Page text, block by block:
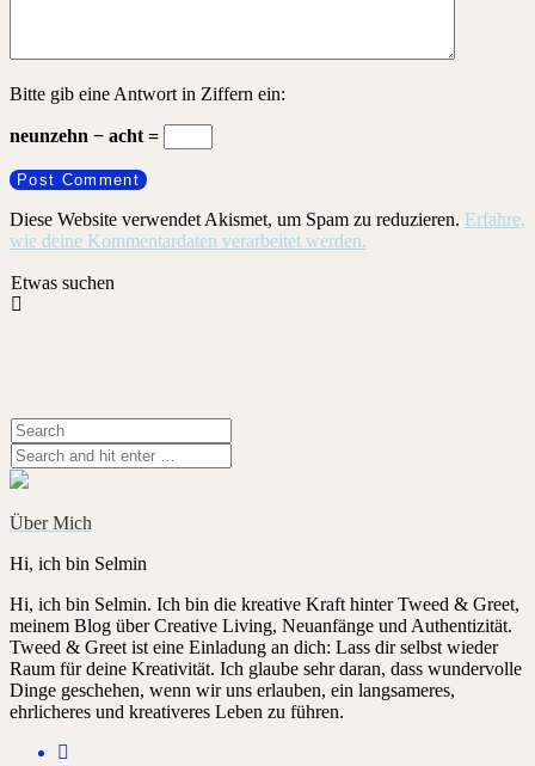
Bitte gib eine Antwort in Ziffern ein:
neunzehn − acht =
Diese Website verwendet Akismet, um Spam zu reduzieren. Erfahre,
wie deine Kommentardaten verarbeitet werden.
Etwas suchen
Über Mich
Hi, ich bin Selmin
Hi, ich bin Selmin. Ich bin die kreative Kraft hinter Tweed & Greet,
meinem Blog über Creative Living, Neuanfänge und Authentizität.
Tweed & Greet ist eine Einladung an dich: Lass dir selbst wieder
Raum für deine Kreativität. Ich glaube sehr daran, dass wundervolle
Dinge geschehen, wenn wir uns erlauben, ein langsameres,
ehrlicheres und kreativeres Leben zu führen.